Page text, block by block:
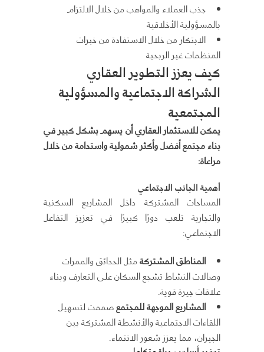
جذب العملاء والمواهب من خلال الالتزام
بالمسؤولية الأخلاقية
الابتكار من خلال الاستفادة من خبرات
المنظمات غير الربحية
كيف يعزز التطوير العقاري
الشراكة الاجتماعية والمسؤولية
المجتمعية
يمكن للاستثمار العقاري أن يسهم بشكل كبير في
بناء مجتمع أفضل وأكثر شمولية واستدامة من خلال
مراعاة:
أهمية الجانب الاجتماعي
المساحات المشتركة داخل المشاريع السكنية
والتجارية تلعب دورًا كبيرًا في تعزيز التفاعل
الاجتماعي:
المناطق المشتركةمثل الحدائق والممرات
وصالات النشاط تشجع السكان على التعارف وبناء
علاقات جيرة قوية.
المشاريع الموجهة للمجتمعصممت لتسهيل
اللقاءات الاجتماعية والأنشطة المشتركة بين
الجيران، مما يعزز شعور الانتماء.